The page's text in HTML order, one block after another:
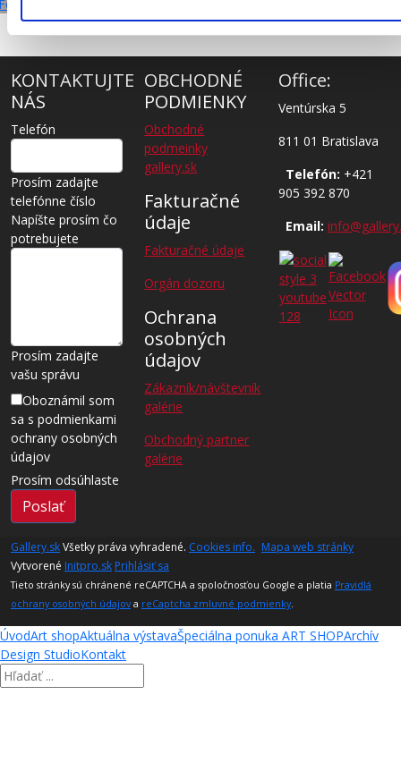
Lipták, "Po Šichte" maľba, nepredajné
KONTAKTUJTE
NÁS
Telefón
Prosím zadajte
telefónne číslo
Napíšte prosím čo
potrebujete
Prosím zadajte
vašu správu
Oboznámil som
sa s podmienkami
ochrany osobných
údajov
Prosím odsúhlaste
Poslať
OBCHODNÉ
PODMIENKY
Obchodné
podmeinky
gallery.sk
Fakturačné
údaje
Fakturačné údaje
Orgán dozoru
Ochrana
osobných
údajov
Zákazník/návštevník
galérie
Obchodný partner
galérie
Office:
Ventúrska 5
811 01 Bratislava
Telefón: +421
905 392 870
Email:
Gallery.skVšetky práva vyhradené. Cookies info. Mapa web stránky
Vytvorené Initpro.sk Prihlásiť sa
Tieto stránky sú chránené reCAPTCHA a spoločnosťou Google a platia Pravidlá
ochrany osobných údajova reCaptcha zmluvné podmienky.
ÚvodArt shopAktuálna výstavaŠpeciálna ponuka ART SHOPArchív
Design StudioKontakt